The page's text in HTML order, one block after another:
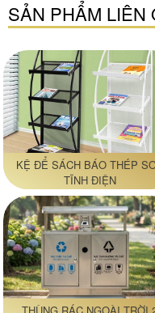
SẢN PHẨM LIÊN
KỆ ĐỂ SÁCH BÁO THÉP
TĨNH ĐIỆN